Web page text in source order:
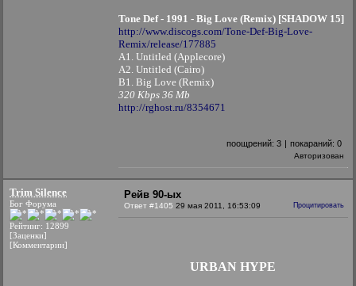
Tone Def - 1991 - Big Love (Remix) [SHADOW 15]
http://www.discogs.com/Tone-Def-Big-Love-
Remix/release/177885
A1. Untitled (Applecore)
A2. Untitled (Cairo)
B1. Big Love (Remix)
320 Kbps 36 Mb
http://rghost.ru/8354671
поощрений: 3 | покараний: 0
Авторизован
Trim Silence
Бог Форума
Рейтинг: 12899
[Заценки]
[Комментарии]
Рейв 90-ых
Ответ #1405 29 мая 2011, 16:53:09 Процитировать
URBAN HYPE